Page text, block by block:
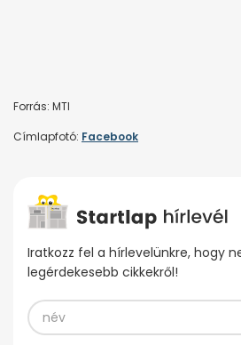
Forrás: MTI
Címlapfotó: Facebook
Iratkozz fel a hírlevelünkre, hogy
legérdekesebb cikkekről!